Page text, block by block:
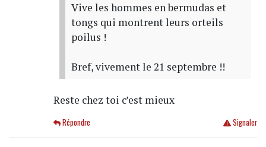
Vive les hommes en bermudas et
tongs qui montrent leurs orteils
poilus !
Bref, vivement le 21 septembre !!
Reste chez toi c’est mieux
Signaler
Répondre